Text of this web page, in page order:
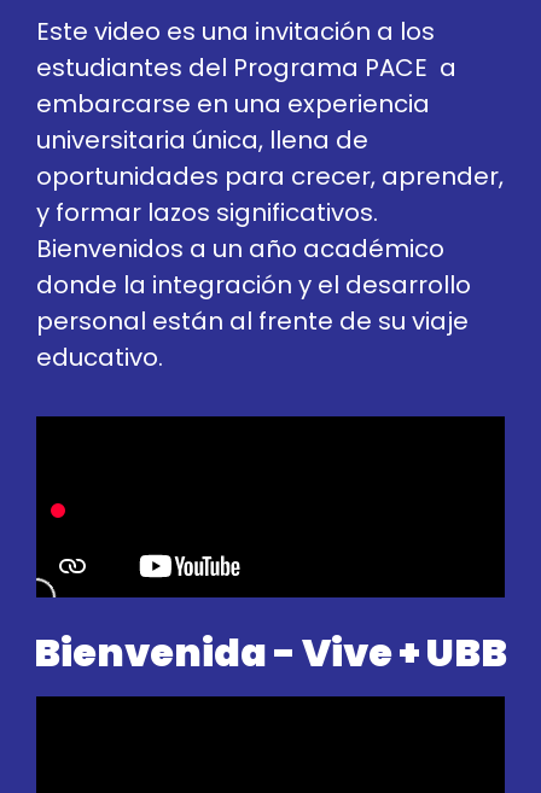
Este video es una invitación a los
estudiantes del Programa PACE a
embarcarse en una experiencia
universitaria única, llena de
oportunidades para crecer, aprender,
y formar lazos significativos.
Bienvenidos a un año académico
donde la integración y el desarrollo
personal están al frente de su viaje
educativo.
Bienvenida - Vive + UBB